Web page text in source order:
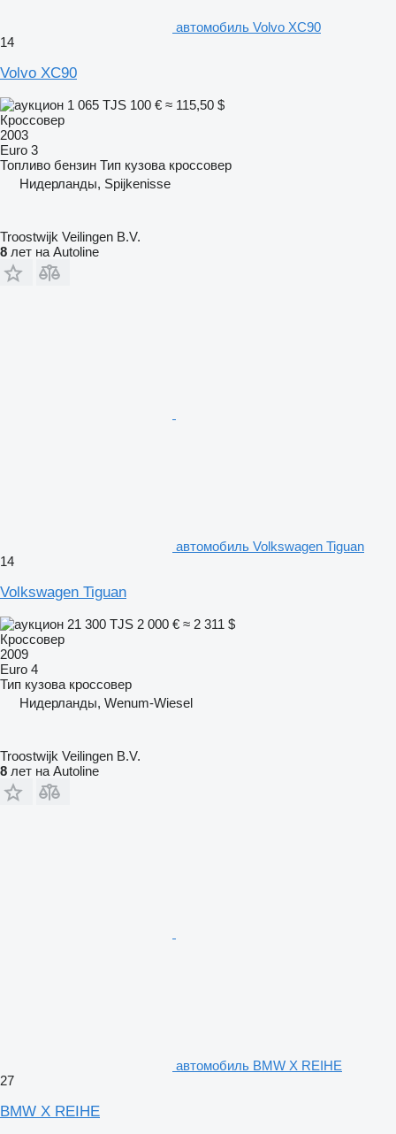
автомобиль Volvo XC90
14
Volvo XC90
1 065 TJS 100 € ≈ 115,50 $
Кроссовер
2003
Euro 3
Топливо бензин Тип кузова кроссовер
Нидерланды, Spijkenisse
Troostwijk Veilingen B.V.
8 лет на Autoline
автомобиль Volkswagen Tiguan
14
Volkswagen Tiguan
21 300 TJS 2 000 € ≈ 2 311 $
Кроссовер
2009
Euro 4
Тип кузова кроссовер
Нидерланды, Wenum-Wiesel
Troostwijk Veilingen B.V.
8 лет на Autoline
автомобиль BMW X REIHE
27
BMW X REIHE